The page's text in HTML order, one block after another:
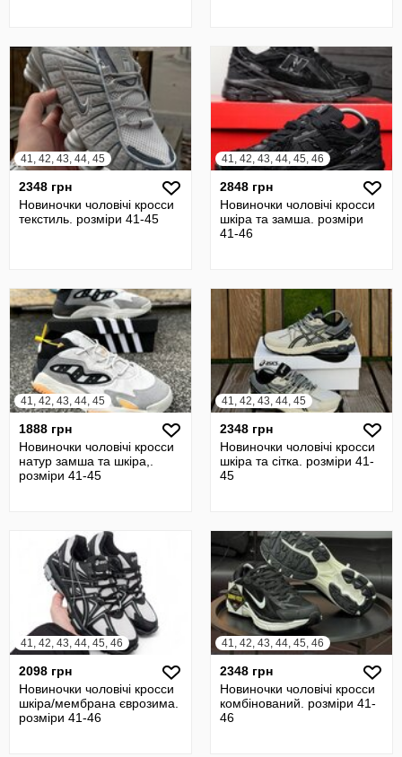
41, 42, 43, 44, 45
2348 грн
Новиночки чоловічі кросси
текстиль. розміри 41-45
41, 42, 43, 44, 45, 46
2848 грн
Новиночки чоловічі кросси
шкіра та замша. розміри
41-46
41, 42, 43, 44, 45
1888 грн
Новиночки чоловічі кросси
натур замша та шкіра,.
розміри 41-45
41, 42, 43, 44, 45
2348 грн
Новиночки чоловічі кросси
шкіра та сітка. розміри 41-
45
41, 42, 43, 44, 45, 46
2098 грн
Новиночки чоловічі кросси
шкіра/мембрана єврозима.
розміри 41-46
41, 42, 43, 44, 45, 46
2348 грн
Новиночки чоловічі кросси
комбінований. розміри 41-
46